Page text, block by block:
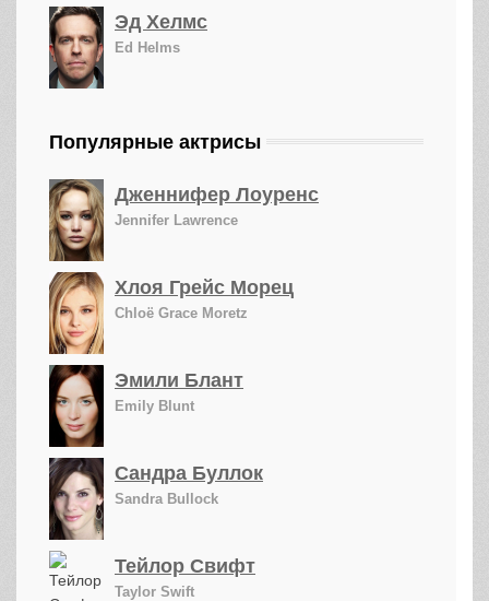
Эд Хелмс
Ed Helms
Популярные актрисы
Дженнифер Лоуренс
Jennifer Lawrence
Хлоя Грейс Морец
Chloë Grace Moretz
Эмили Блант
Emily Blunt
Сандра Буллок
Sandra Bullock
Тейлор Свифт
Taylor Swift